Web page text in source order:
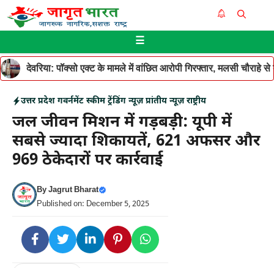
Skip
to
☰
देवरिया: पॉक्सो एक्ट के मामले में वांछित आरोपी गिरफ्तार, मलसी चौराहे
उत्तर प्रदेश गवर्नमेंट स्कीम ट्रेंडिंग न्यूज़ प्रांतीय न्यूज़ राष्ट्रीय
जल जीवन मिशन में गड़बड़ी: यूपी में
सबसे ज्यादा शिकायतें, 621 अफसर और
969 ठेकेदारों पर कार्रवाई
ByJagrut Bharat
Published on: December 5, 2025